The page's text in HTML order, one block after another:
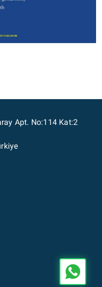
Apt. No:114 Kat:2